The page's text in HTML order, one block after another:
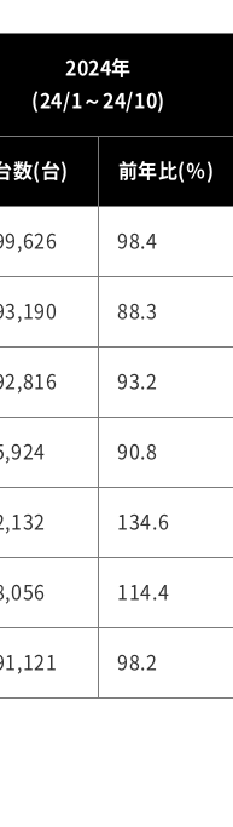
2024年
(24/1～24/10)
数(台) 前年比(％)
98.4
88.3
93.2
90.8
134.6
114.4
98.2